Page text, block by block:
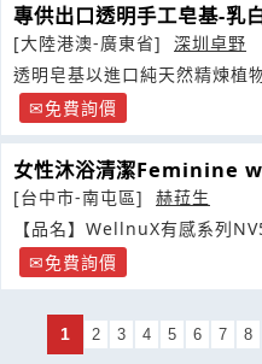
專供出口透明手工皂基-乳
[大陸港澳-廣東省]
深圳卓野
透明皂基以進口純天然精煉植
酸等進口原料精心配製而成
免費詢價
女性沐浴清潔Feminine
[台中市-南屯區]
赫菈生
【品名】WellnuX有感系列
免費詢價
1 2 3 4 5 6 7 8